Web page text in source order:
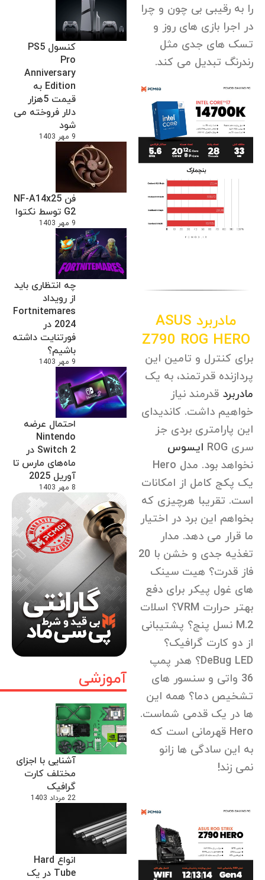
کنسول PS5
Pro
Anniversary
Edition به
قیمت 5هزار
دلار فروخته می
شود
9 مهر 1403
فن NF-A14x25
G2 توسط نکتوا
9 مهر 1403
چه انتظاری باید
از رویداد
Fortnitemares
2024 در
فورتنایت داشته
باشیم؟
9 مهر 1403
احتمال عرضه
Nintendo
Switch 2 در
ماه‌های مارس تا
آوریل 2025
8 مهر 1403
آموزشی
آشنایی با اجزای
مختلف کارت
گرافیک
22 مرداد 1403
انواع Hard
Tube در یک
را به رقیبی بی چون و چرا
در اجرا بازی های روز و
تسک های جدی مثل
رندرنگ تبدیل می کند.
مادربرد ASUS
Z790 ROG HERO
برای کنترل و تامین این
پردازنده قدرتمند، به یک
مادربرد قدرمند نیاز
خواهیم داشت. کاندیدای
این پارامتری بردی جز
سری ROG
ایسوس
نخواهد بود. مدل Hero
یک پکج کامل از امکانات
است. تقریبا هرچیزی که
بخواهم این برد در اختیار
ما قرار می دهد. مدار
تغذیه جدی و خشن با 20
فاز قدرت؟ هیت سینک
های غول پیکر برای دفع
بهتر حرارت VRM؟ اسلات
M.2 نسل پنج؟ پشتیبانی
از دو کارت گرافیک؟
DeBug LED؟ هدر پمپ
36 واتی و سنسور های
تشخیص دما؟ همه این
ها در یک قدمی شماست.
Hero قهرمانی است که
به این سادگی ها زانو
نمی زند!